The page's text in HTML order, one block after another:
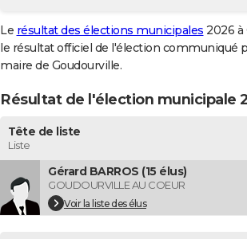
Le résultat des élections municipales 2026 à
le résultat officiel de l'élection communiqué
maire de Goudourville.
Résultat de l'élection municipale
Tête de liste
Liste
Gérard BARROS (15 élus)
GOUDOURVILLE AU COEUR
Voir la liste des élus